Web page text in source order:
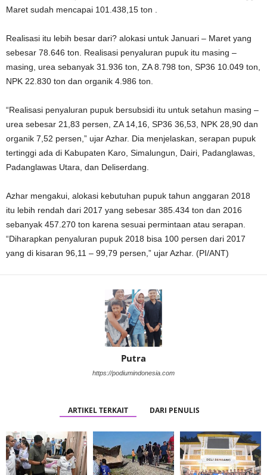
Maret sudah mencapai 101.438,15 ton .
Realisasi itu lebih besar dari? alokasi untuk Januari – Maret yang
sebesar 78.646 ton. Realisasi penyaluran pupuk itu masing –
masing, urea sebanyak 31.936 ton, ZA 8.798 ton, SP36 10.049 ton,
NPK 22.830 ton dan organik 4.986 ton.
“Realisasi penyaluran pupuk bersubsidi itu untuk setahun masing –
urea sebesar 21,83 persen, ZA 14,16, SP36 36,53, NPK 28,90 dan
organik 7,52 persen,” ujar Azhar. Dia menjelaskan, serapan pupuk
tertinggi ada di Kabupaten Karo, Simalungun, Dairi, Padanglawas,
Padanglawas Utara, dan Deliserdang.
Azhar mengakui, alokasi kebutuhan pupuk tahun anggaran 2018
itu lebih rendah dari 2017 yang sebesar 385.434 ton dan 2016
sebanyak 457.270 ton karena sesuai permintaan atau serapan.
“Diharapkan penyaluran pupuk 2018 bisa 100 persen dari 2017
yang di kisaran 96,11 – 99,79 persen,” ujar Azhar. (PI/ANT)
Putra
https://podiumindonesia.com
ARTIKEL TERKAIT DARI PENULIS